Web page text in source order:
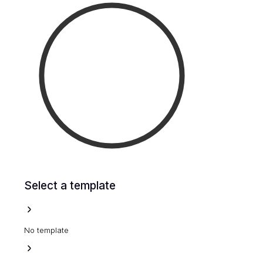
Select a template
No template